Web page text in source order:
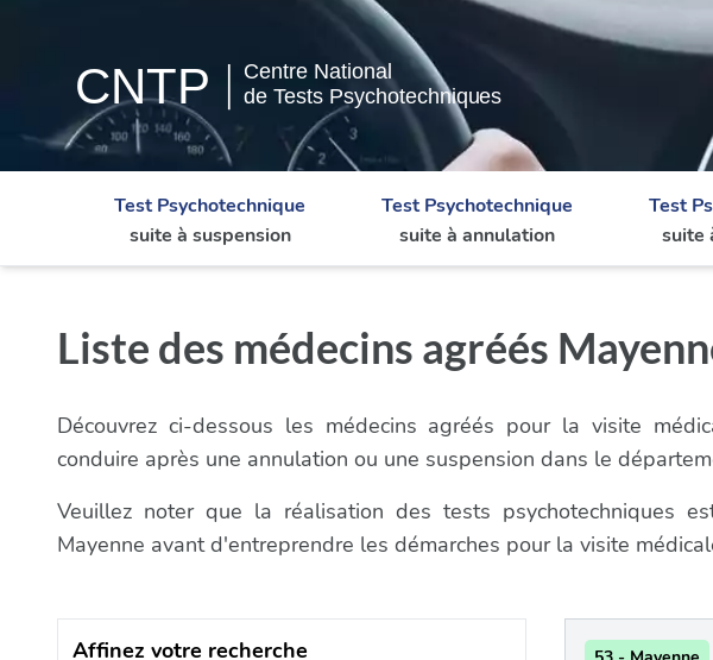
Test Psychotechnique
suite à suspension
Test Psychotechnique
suite à annulation
Test
suite
Liste des médecins agréés
Découvrez ci-dessous les médecins agréés pour la visite
conduire après une annulation ou une suspension dans le
Veuillez noter que la réalisation des tests psychotechniques
Mayenne avant d'entreprendre les démarches pour la visite
Affinez votre recherche